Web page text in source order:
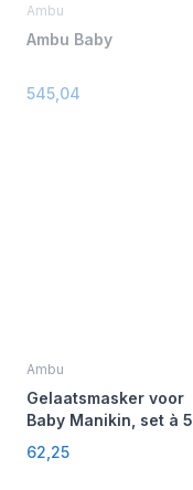
Ambu
Ambu Baby
545,04
Ambu
Gelaatsmasker voor
Baby Manikin, set à 5
stuks
62,25